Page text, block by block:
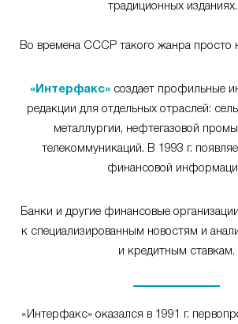
традиционных изданиях.
Во времена СССР такого жанра просто
«Интерфакс» создает профильные
редакции для отдельных отраслей:
металлургии, нефтегазовой
телекоммуникаций. В 1993 г.
финансовой
Банки и другие финансовые
к специализированным новостям и
и кредитным ставкам.
«Интерфакс» оказался в 1991 г.